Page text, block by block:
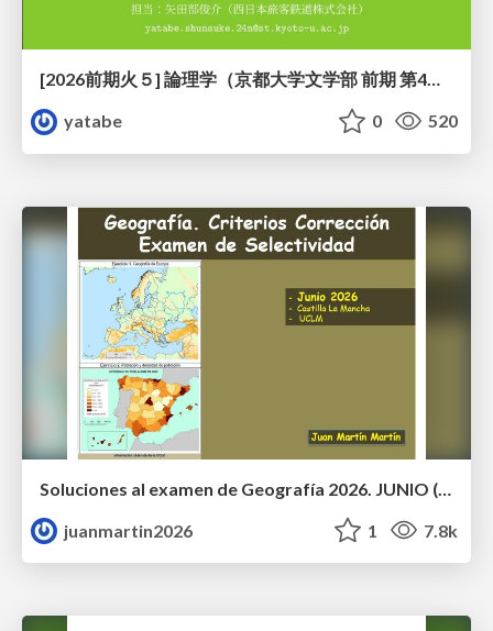
[2026前期火５] 論理学（京都大学文学部 前期 第4回）「 ならば（→）の導入と証明ネット」
yatabe
0 520
juanmartin2026
1 7.8k